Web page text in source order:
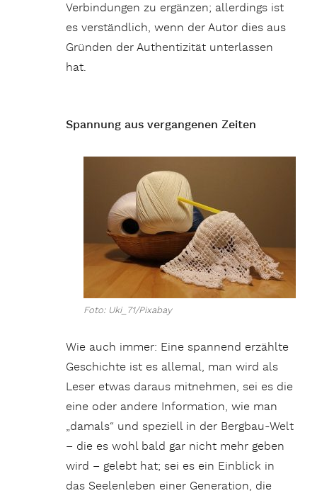
Verbindungen zu ergänzen; allerdings ist
es verständlich, wenn der Autor dies aus
Gründen der Authentizität unterlassen
hat.
Spannung aus vergangenen Zeiten
Foto: Uki_71/Pixabay
Wie auch immer: Eine spannend erzählte
Geschichte ist es allemal, man wird als
Leser etwas daraus mitnehmen, sei es die
eine oder andere Information, wie man
„damals“ und speziell in der Bergbau-Welt
– die es wohl bald gar nicht mehr geben
wird – gelebt hat; sei es ein Einblick in
das Seelenleben einer Generation, die